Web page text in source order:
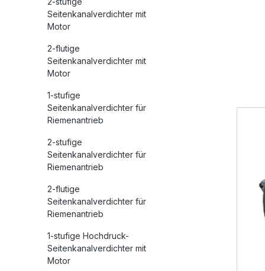
Seitenkanalverdichter mit
Motor
2-flutige
Seitenkanalverdichter mit
Motor
1-stufige
Seitenkanalverdichter für
Riemenantrieb
2-stufige
Seitenkanalverdichter für
Riemenantrieb
2-flutige
Seitenkanalverdichter für
Riemenantrieb
1-stufige Hochdruck-
Seitenkanalverdichter mit
Motor